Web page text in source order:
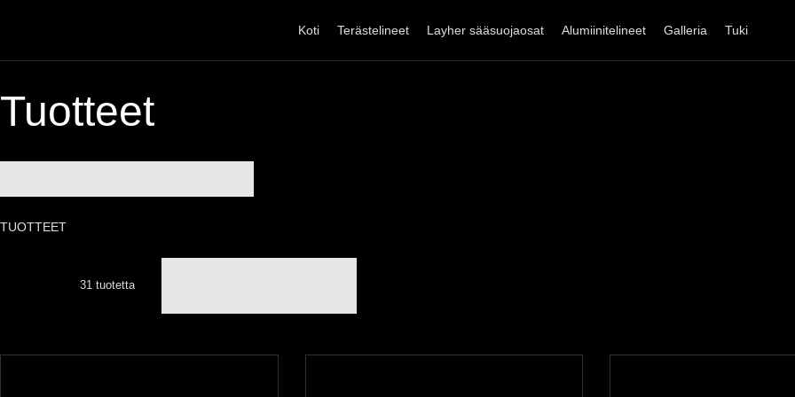
Koti Terästelineet Layher sääsuojaosat Alumiinitelineet Galleria Tuki
Tuotteet
TUOTTEET
31 tuotetta